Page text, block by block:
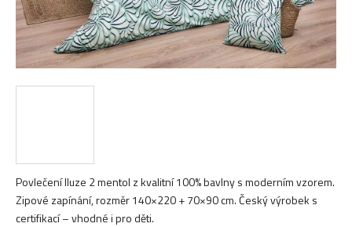
Povlečení Iluze 2 mentol z kvalitní 100% bavlny s moderním vzorem.
Zipové zapínání, rozměr 140×220 + 70×90 cm. Český výrobek s
certifikací – vhodné i pro děti.